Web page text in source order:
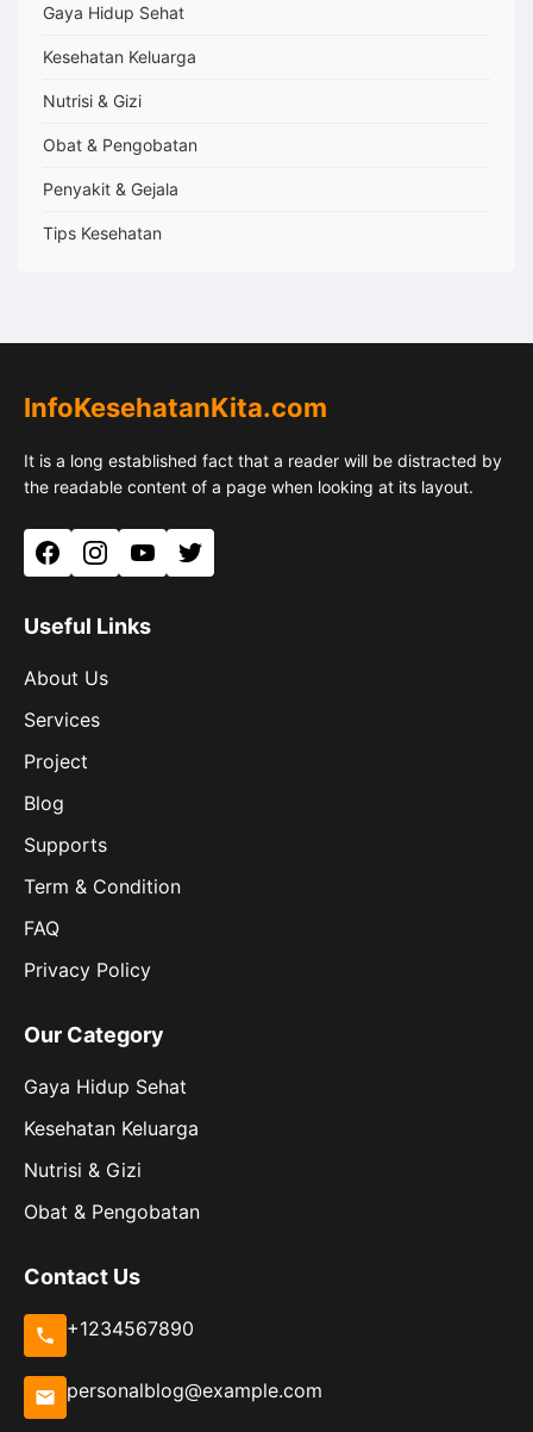
Gaya Hidup Sehat
Kesehatan Keluarga
Nutrisi & Gizi
Obat & Pengobatan
Penyakit & Gejala
Tips Kesehatan
InfoKesehatanKita.com
It is a long established fact that a reader will be distracted by
the readable content of a page when looking at its layout.
FacebookInstagramYouTubeTwitter
Useful Links
About Us
Services
Project
Blog
Supports
Term & Condition
FAQ
Privacy Policy
Our Category
Gaya Hidup Sehat
Kesehatan Keluarga
Nutrisi & Gizi
Obat & Pengobatan
Contact Us
+1234567890
personalblog@example.com